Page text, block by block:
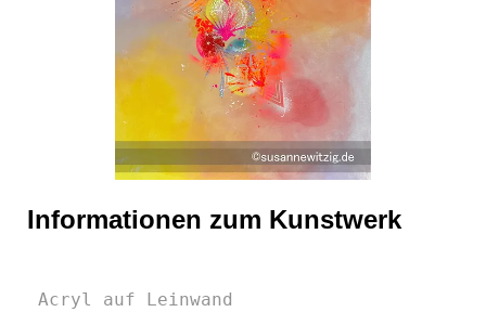
Informationen zum Kunstwerk
Acryl auf Leinwand